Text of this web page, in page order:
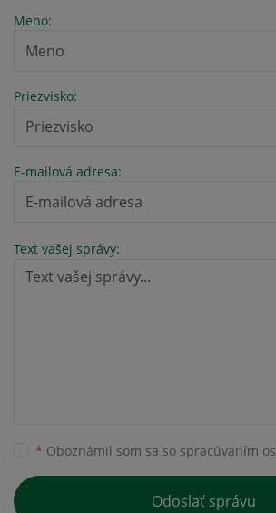
Meno:
Priezvisko:
E-mailová adresa:
Text vašej správy:
* Oboznámil som sa so spracúvaním
Odoslať správu